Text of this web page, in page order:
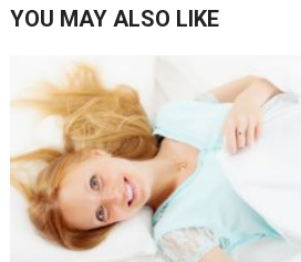
YOU MAY ALSO LIKE